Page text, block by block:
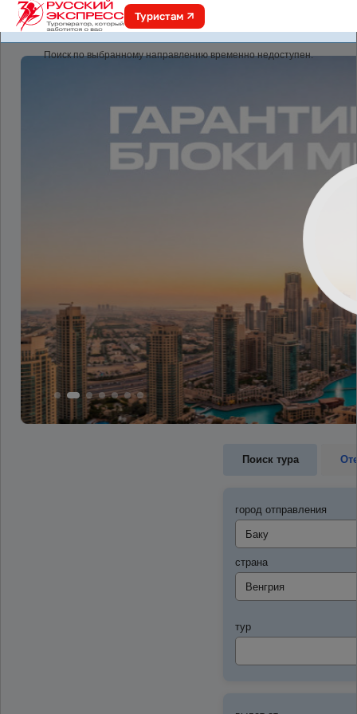
Туристам
Поиск тура
город отправления
страна
тур
online.r-express.ru
Поиск по выбранному направлению временно недоступен.